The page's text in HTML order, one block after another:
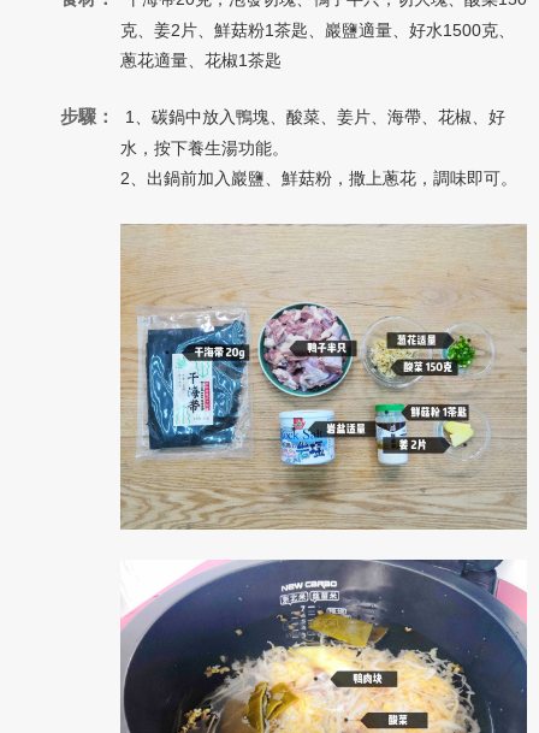
克、 姜2 片、 鮮菇粉1 茶匙、 巖鹽適量、 好水1500克、
蔥花適量、 花椒1 茶匙
步驟： 1 、 碳鍋中放入鴨塊、酸菜、姜片、海帶、花椒、好
水，按下養生湯功能。
2、出鍋前加入巖鹽、鮮菇粉，撒上蔥花，調味即可。